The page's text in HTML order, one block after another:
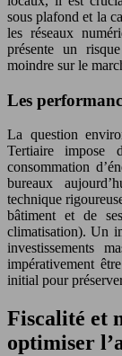
sous plafond et la
les réseaux
présente un
moindre sur le
Les
La question
Tertiaire impose
consommation
bureaux
technique
bâtiment et de
climatisation). Un
investissements
impérativement
initial pour
Fiscalité et
optimiser